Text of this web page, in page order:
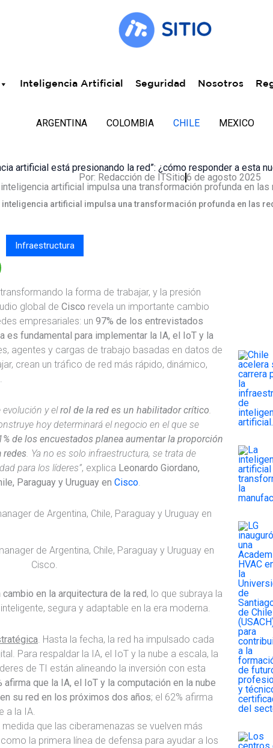
Inteligencia Artificial Seguridad Nosotros
ARGENTINA COLOMBIA CHILE MEXICO
artificial está presionando la red”: ¿cómo responder a esta
Por: Redacción de ITSitio6 de agosto 2025
inteligencia artificial impulsa una transformación profunda en las
Infraestructura
la forma de trabajar, y la presión
global de Cisco revela un importante cambio
empresariales: un 97% de los entrevistados
es fundamental para implementar la IA, el IoT y la
agentes y cargas de trabajo basadas en datos de
crean un tráfico de red más rápido, dinámico,
y elrol de la red es un habilitador crítico
hoy determinará el negocio en el que se
de los encuestados planea aumentar la proporción
redes . Ya no es solo infraestructura, se trata de
para los líderes”, explica Leonardo Giordano,
Paraguay y Uruguay en Cisco
de Argentina, Chile, Paraguay y Uruguay en
Cisco.
en la arquitectura de la red, lo que subraya la
segura y adaptable en la era moderna.
. Hasta la fecha, la red ha impulsado cada
Para respaldar la IA, el IoT y la nube a escala, la
de TI están alineando la inversión con esta
afirma que la IA, el IoT y la computación en la nube
su red en los próximos dos años; el 62% afirma
a la IA.
medida que las ciberamenazas se vuelven más
la primera línea de defensa para ayudar a los